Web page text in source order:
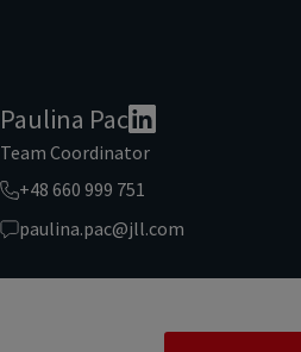
Paulina Pac
Team Coordinator
+48 660 999 751
paulina.pac@jll.com